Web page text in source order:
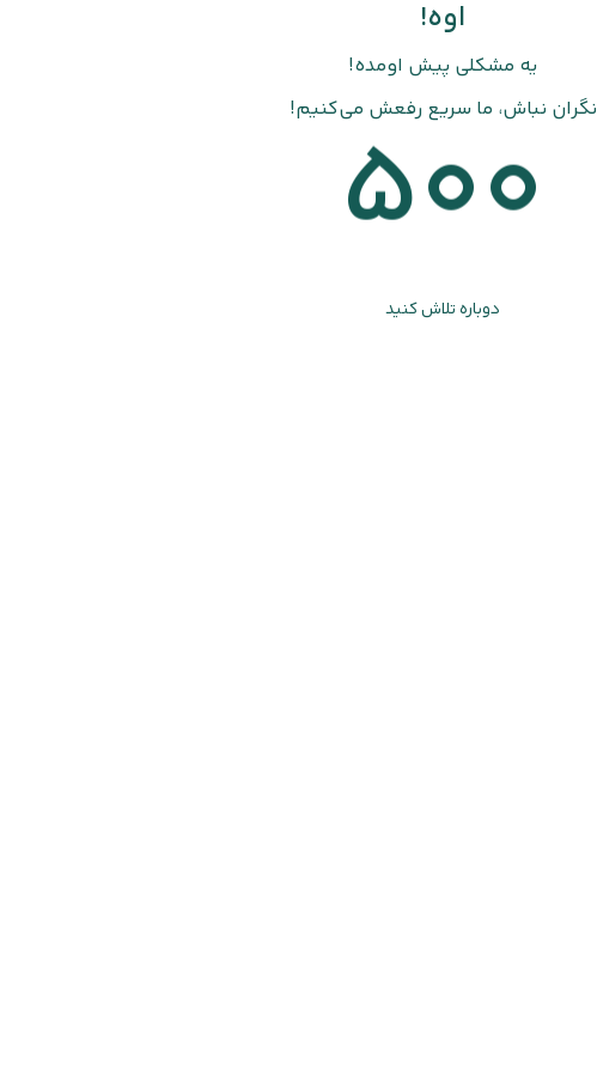
اوه!
یه مشکلی پیش اومده!
نگران نباش، ما سریع رفعش می‌کنیم!
500
دوباره تلاش کنید